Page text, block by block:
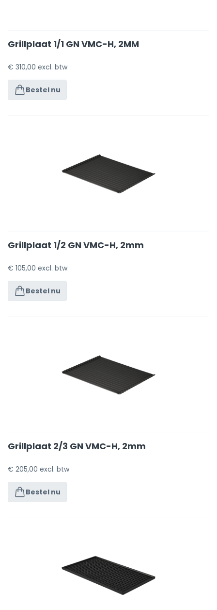
Grillplaat 1/1 GN VMC-H, 2MM
€ 310,00 excl. btw
Bestel nu
Grillplaat 1/2 GN VMC-H, 2mm
€ 105,00 excl. btw
Bestel nu
Grillplaat 2/3 GN VMC-H, 2mm
€ 205,00 excl. btw
Bestel nu